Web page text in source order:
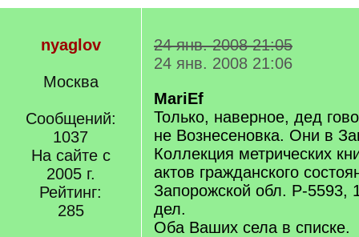
nyaglov
Москва
Сообщений:
1037
На сайте с
2005 г.
Рейтинг:
285
24 янв. 2008 21:05
24 янв. 2008 21:06
MariEf
Только, наверное, дед
не Вознесеновка. Они в
Коллекция метрических
актов гражданского
Запорожской обл. Р-5593,
дел.
Оба Ваших села в списке.